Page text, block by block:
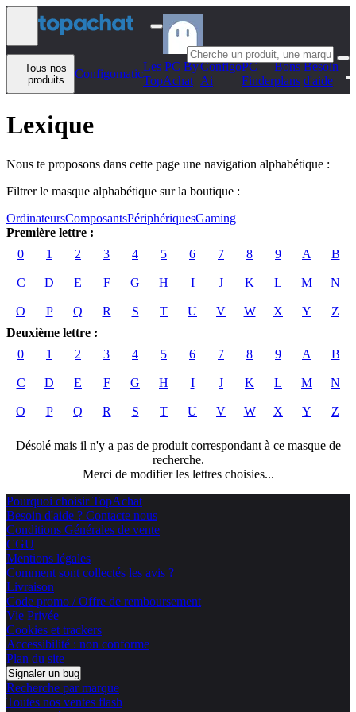
Aller au contenu
Tous nos
produits
Configomatic
Les PC By
TopAchat
Configo
Ai
PC
Finder
Bons
plans
Besoin
d'aide
Lexique
Nous te proposons dans cette page une navigation alphabétique :
Filtrer le masque alphabétique sur la boutique :
OrdinateursComposantsPériphériquesGaming
Première lettre :
0
1 2 3 4 5 6 7 8 9 A B
C D E F G H I J K L M N
O P Q R S T U V W X Y
Z
Deuxième lettre :
0
1 2 3 4 5 6 7 8 9 A B
C D E F G H I J K L M N
O P Q R S T U V W X Y Z
Désolé mais il n'y a pas de produit correspondant à ce masque de
recherche.
Merci de modifier les lettres choisies...
Pourquoi choisir TopAchat
Besoin d'aide ? Contacte nous
Conditions Générales de vente
CGU
Mentions légales
Comment sont collectés les avis ?
Livraison
Code promo / Offre de remboursement
Vie Privée
Cookies et trackers
Accessibilité : non conforme
Plan du site
Signaler un bug
Recherche par marque
Toutes nos ventes flash